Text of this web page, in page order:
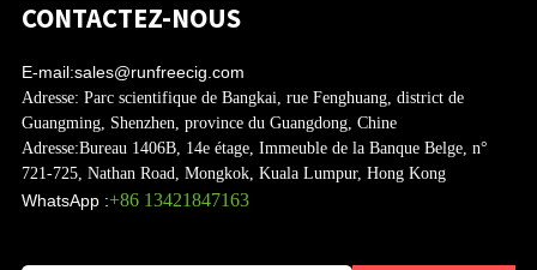
CONTACTEZ-NOUS
E-mail:sales@runfreecig.com
Adresse: Parc scientifique de Bangkai, rue Fenghuang, district de
Guangming, Shenzhen, province du Guangdong, Chine
Adresse:Bureau 1406B, 14e étage, Immeuble de la Banque Belge, n°
721-725, Nathan Road, Mongkok, Kuala Lumpur, Hong Kong
WhatsApp :+86 13421847163